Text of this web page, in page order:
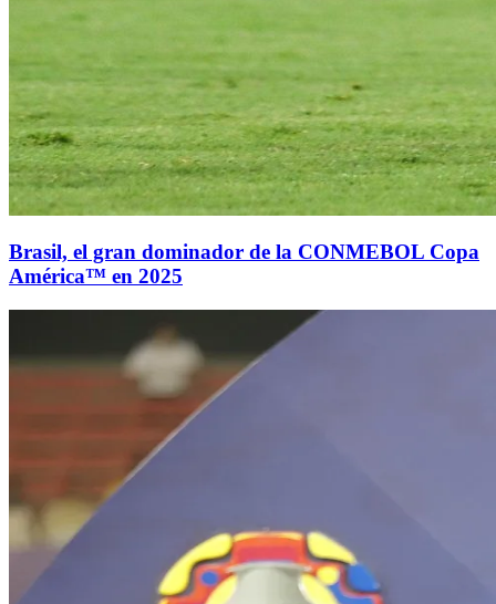
Brasil, el gran dominador de la CONMEBOL Copa
América™ en 2025